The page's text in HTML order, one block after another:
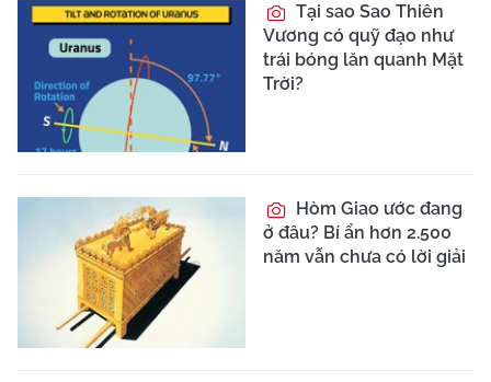
Tại sao Sao Thiên
Vương có quỹ đạo như
trái bóng lăn quanh Mặt
Trời?
Hòm Giao ước đang
ở đâu? Bí ẩn hơn 2.500
năm vẫn chưa có lời giải